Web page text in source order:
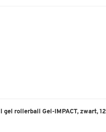
rollerball Gel-IMPACT, zwart, 12